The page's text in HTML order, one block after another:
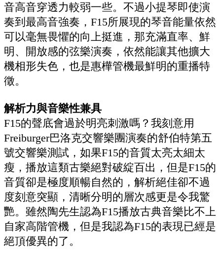
音高音穿透力較弱一些。不過小提琴即使演
奏到最高音強奏，F15所展現的琴音能量依然
可以毫無畏懼的向上挺進，那充滿直率、鮮
明、開放感的弦樂演奏，依然能讓其他擴大
機相形失色，也是惠樺管機最鮮明的重播特
徵。
解析力與音樂性兼具
F15的聲底會過於明亮刺激嗎？我刻意用
Freiburger巴洛克交響樂團演奏的舒伯特第五
號交響樂測試，如果F15的音質太亮太細太
瘦，播放這類古樂絕對破綻百出，但是F15的
音質卻是極度順暢自然的，解析絕佳卻不過
度刻意突顯，清晰分明的層次感更是令我驚
艷。雖然陶先生認為F15播放古典音樂比不上
自家高階管機，但是我認為F15的表現已經是
絕頂優異的了。